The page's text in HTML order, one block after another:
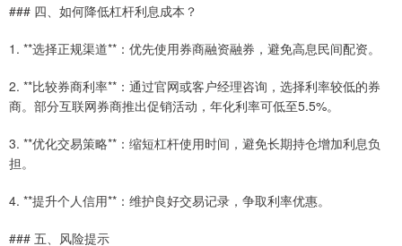
### 四、如何降低杠杆利息成本？
1. **选择正规渠道**：优先使用券商融资融券，避免高息民间配资。
2. **比较券商利率**：通过官网或客户经理咨询，选择利率较低的券
商。部分互联网券商推出促销活动，年化利率可低至5.5%。
3. **优化交易策略**：缩短杠杆使用时间，避免长期持仓增加利息负
担。
4. **提升个人信用**：维护良好交易记录，争取利率优惠。
### 五、风险提示